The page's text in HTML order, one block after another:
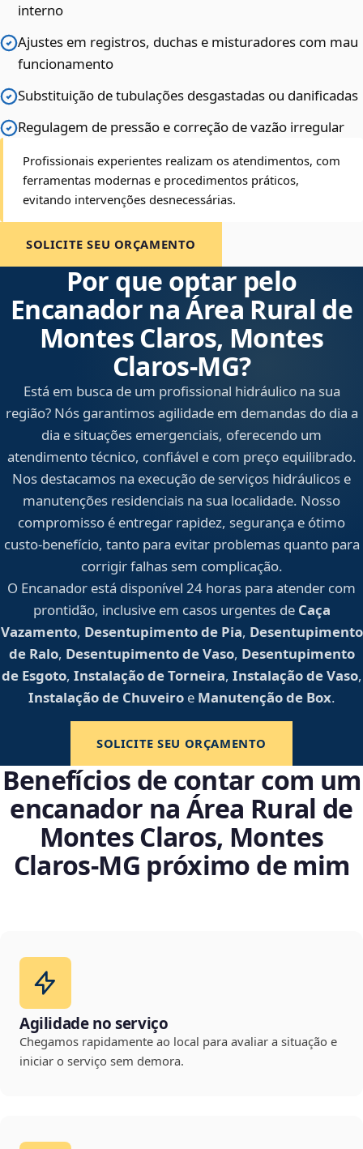
interno
Ajustes em registros, duchas e misturadores com mau
funcionamento
Substituição de tubulações desgastadas ou danificadas
Regulagem de pressão e correção de vazão irregular
Profissionais experientes realizam os atendimentos, com
ferramentas modernas e procedimentos práticos,
evitando intervenções desnecessárias.
SOLICITE SEU ORÇAMENTO
Por que optar pelo
Encanador na Área Rural de
Montes Claros, Montes
Claros‑MG?
Está em busca de um profissional hidráulico na sua
região? Nós garantimos agilidade em demandas do dia a
dia e situações emergenciais, oferecendo um
atendimento técnico, confiável e com preço equilibrado.
Nos destacamos na execução de serviços hidráulicos e
manutenções residenciais na sua localidade. Nosso
compromisso é entregar rapidez, segurança e ótimo
custo-benefício, tanto para evitar problemas quanto para
corrigir falhas sem complicação.
O Encanador está disponível 24 horas para atender com
prontidão, inclusive em casos urgentes de Caça
Vazamento, Desentupimento de Pia, Desentupimento
de Ralo, Desentupimento de Vaso, Desentupimento
de Esgoto, Instalação de Torneira, Instalação de Vaso,
Instalação de Chuveiroe Manutenção de Box.
SOLICITE SEU ORÇAMENTO
Benefícios de contar com um
encanador na Área Rural de
Montes Claros, Montes
Claros‑MG próximo de mim
Agilidade no serviço
Chegamos rapidamente ao local para avaliar a situação e
iniciar o serviço sem demora.